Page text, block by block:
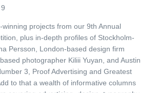
projects from our 9th Annual
plus in-depth profiles of Stockholm-
Persson, London-based design firm
photographer Kiliii Yuyan, and Austin
3, Proof Advertising and Greatest
to that a wealth of informative columns